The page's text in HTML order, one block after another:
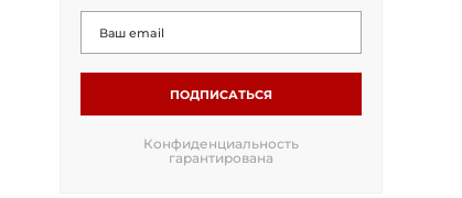
ПОДПИСАТЬСЯ
Конфиденциальность
гарантирована